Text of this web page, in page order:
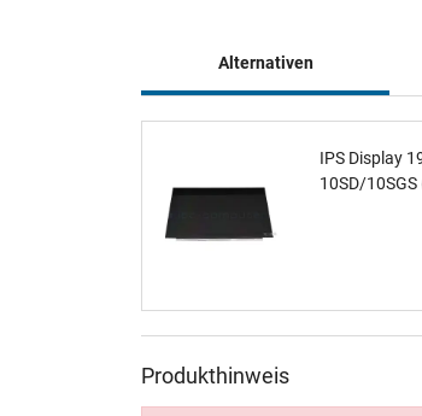
Alternativen
IPS Display
10SD/
Produkthinweis